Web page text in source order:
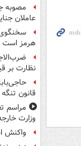
مصوبه
عاملان
هرمز است
نظارت بر
قانون
مراسم
وزارت
واکنش